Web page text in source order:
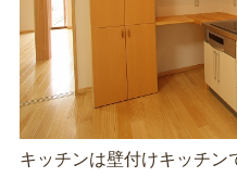
キッチンは壁付けキッチン